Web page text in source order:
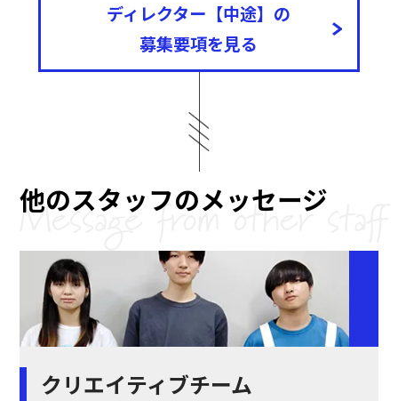
ディレクター【中途】の
募集要項を見る
Message from other staff
他のスタッフのメッセージ
クリエイティブチーム